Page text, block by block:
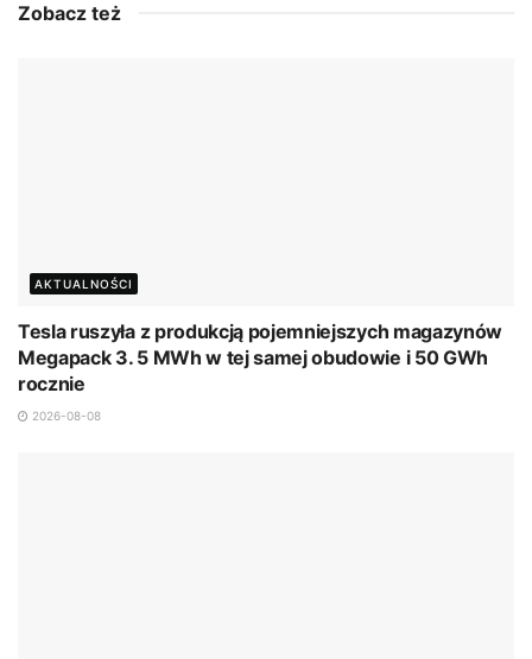
Zobacz też
AKTUALNOŚCI
Tesla ruszyła z produkcją pojemniejszych magazynów
Megapack 3. 5 MWh w tej samej obudowie i 50 GWh
rocznie
2026-08-08